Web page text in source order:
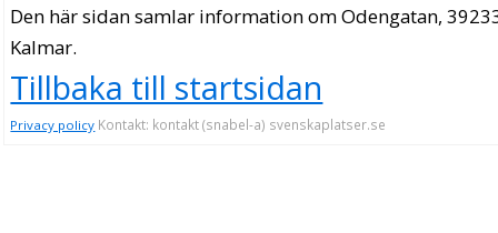
Den här sidan samlar information om Odengatan,
Kalmar.
Tillbaka till startsidan
Privacy policy Kontakt: kontakt (snabel-a) svenskaplatser.se